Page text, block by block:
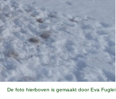
De foto hierboven is gemaakt door Eva Fuglei